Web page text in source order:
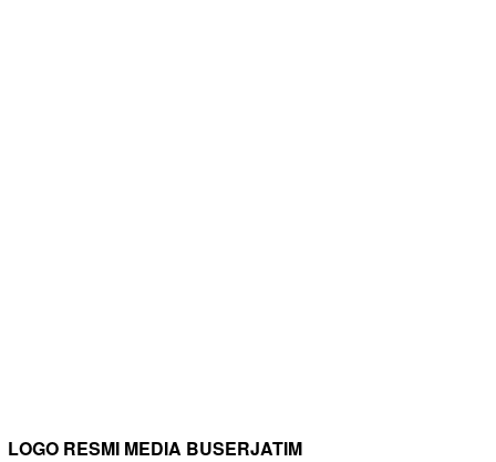
LOGO RESMI MEDIA BUSERJATIM